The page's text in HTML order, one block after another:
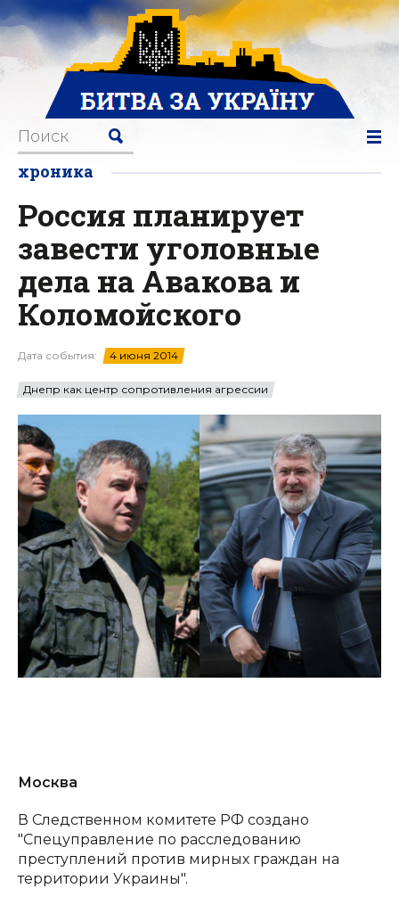
хроника
Россия планирует
завести уголовные
дела на Авакова и
Коломойского
Дата события: 4 июня 2014
Днепр как центр сопротивления агрессии
Москва
В Следственном комитете РФ создано
"Спецуправление по расследованию
преступлений против мирных граждан на
территории Украины".